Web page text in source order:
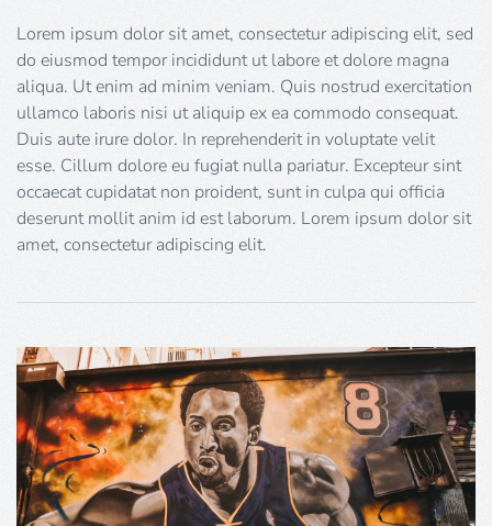
Lorem ipsum dolor sit amet, consectetur adipiscing elit, sed
do eiusmod tempor incididunt ut labore et dolore magna
aliqua. Ut enim ad minim veniam. Quis nostrud exercitation
ullamco laboris nisi ut aliquip ex ea commodo consequat.
Duis aute irure dolor. In reprehenderit in voluptate velit
esse. Cillum dolore eu fugiat nulla pariatur. Excepteur sint
occaecat cupidatat non proident, sunt in culpa qui officia
deserunt mollit anim id est laborum. Lorem ipsum dolor sit
amet, consectetur adipiscing elit.